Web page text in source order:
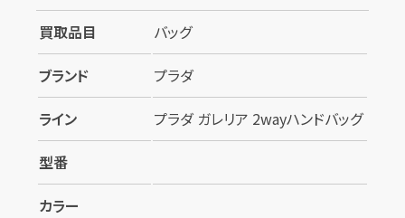
買取品目
バッグ
ブランド
プラダ
ライン
プラダ ガレリア 2wayハンドバッグ
型番
カラー